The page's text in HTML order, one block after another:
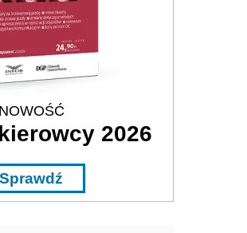
NOWOŚĆ
2026
Sprawdź